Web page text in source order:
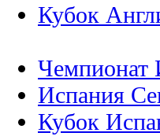
Кубок
Чемпионат
Испания
Кубок